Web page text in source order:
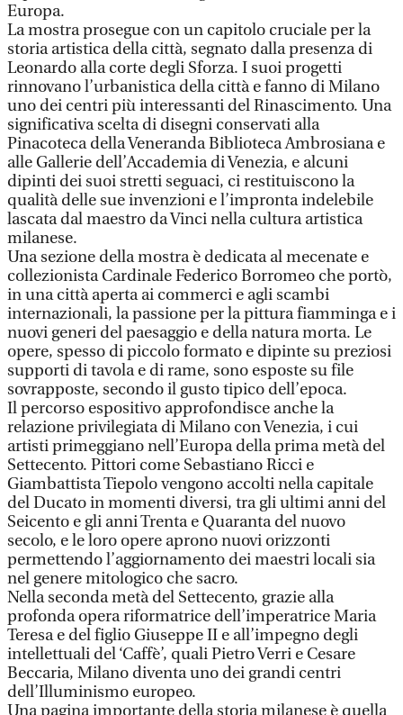
Europa.
La mostra prosegue con un capitolo cruciale per la
storia artistica della città, segnato dalla presenza di
Leonardo alla corte degli Sforza. I suoi progetti
rinnovano l’urbanistica della città e fanno di Milano
uno dei centri più interessanti del Rinascimento. Una
significativa scelta di disegni conservati alla
Pinacoteca della Veneranda Biblioteca Ambrosiana e
alle Gallerie dell’Accademia di Venezia, e alcuni
dipinti dei suoi stretti seguaci, ci restituiscono la
qualità delle sue invenzioni e l’impronta indelebile
lascata dal maestro da Vinci nella cultura artistica
milanese.
Una sezione della mostra è dedicata al mecenate e
collezionista Cardinale Federico Borromeo che portò,
in una città aperta ai commerci e agli scambi
internazionali, la passione per la pittura fiamminga e i
nuovi generi del paesaggio e della natura morta. Le
opere, spesso di piccolo formato e dipinte su preziosi
supporti di tavola e di rame, sono esposte su file
sovrapposte, secondo il gusto tipico dell’epoca.
Il percorso espositivo approfondisce anche la
relazione privilegiata di Milano con Venezia, i cui
artisti primeggiano nell’Europa della prima metà del
Settecento. Pittori come Sebastiano Ricci e
Giambattista Tiepolo vengono accolti nella capitale
del Ducato in momenti diversi, tra gli ultimi anni del
Seicento e gli anni Trenta e Quaranta del nuovo
secolo, e le loro opere aprono nuovi orizzonti
permettendo l’aggiornamento dei maestri locali sia
nel genere mitologico che sacro.
Nella seconda metà del Settecento, grazie alla
profonda opera riformatrice dell’imperatrice Maria
Teresa e del figlio Giuseppe II e all’impegno degli
intellettuali del ‘Caffè’, quali Pietro Verri e Cesare
Beccaria, Milano diventa uno dei grandi centri
dell’Illuminismo europeo.
Una pagina importante della storia milanese è quella